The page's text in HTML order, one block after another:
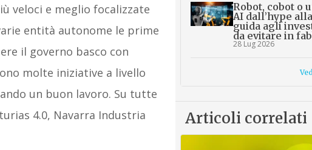
veloci e meglio focalizzate
entità autonome le prime
il governo basco con
molte iniziative a livello
un buon lavoro. Su tutte
4.0, Navarra Industria
Robot, cobot o
AI dall’hype
guida agli
da evitare in
28 Lug 2026
Articoli correlati